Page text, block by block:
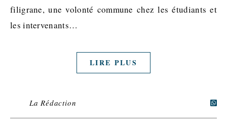
filigrane, une volonté commune chez les étudiants et
les intervenants…
LIRE PLUS
La Rédaction